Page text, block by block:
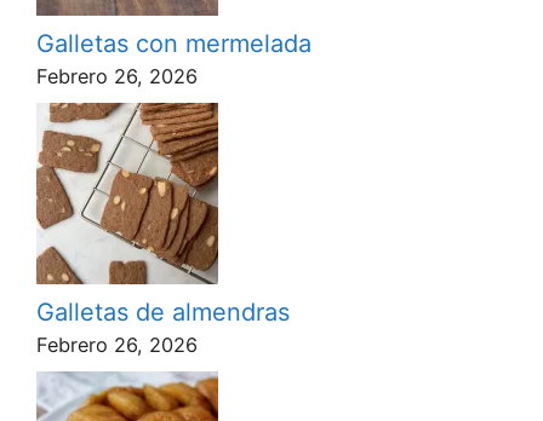
Galletas con mermelada
Febrero 26, 2026
Galletas de almendras
Febrero 26, 2026